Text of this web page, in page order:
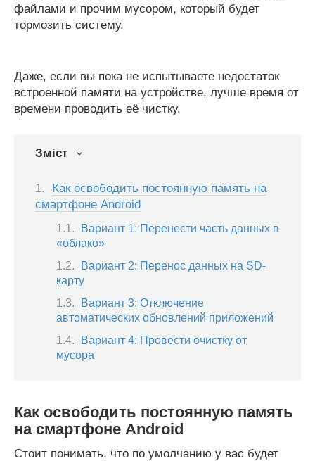
файлами и прочим мусором, который будет
тормозить систему.
Даже, если вы пока не испытываете недостаток
встроенной памяти на устройстве, лучше время от
времени проводить её чистку.
Зміст
Как освободить постоянную память на
смартфоне Android
Вариант 1: Перенести часть данных в
«облако»
Вариант 2: Перенос данных на SD-
карту
Вариант 3: Отключение
автоматических обновлений приложений
Вариант 4: Провести очистку от
мусора
Как освободить постоянную память
на смартфоне Android
Стоит понимать, что по умолчанию у вас будет